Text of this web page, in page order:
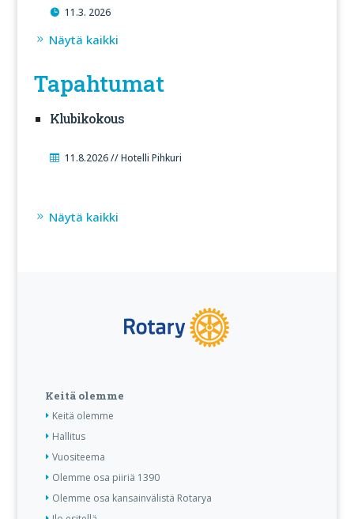
11.3. 2026
Näytä kaikki
Tapahtumat
Klubikokous
11.8.2026 // Hotelli Pihkuri
Näytä kaikki
Keitä olemme
Keitä olemme
Hallitus
Vuositeema
Olemme osa piiriä 1390
Olemme osa kansainvälistä Rotarya